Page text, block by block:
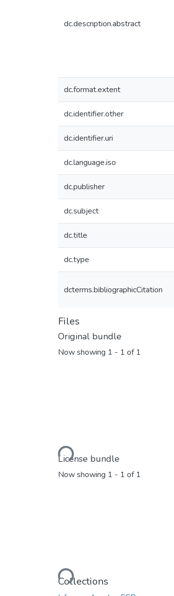
dc.description.abstract
dc.format.extent
dc.identifier.other
dc.identifier.uri
dc.language.iso
dc.publisher
dc.subject
dc.title
dc.type
dcterms.bibliographicCitation
Files
Original bundle
Now showing 1 - 1 of 1
Loading...
License bundle
Now showing 1 - 1 of 1
Loading...
Collections